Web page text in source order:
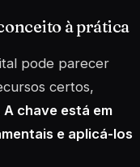
à prática
pode parecer
certos,
A chave está em
e aplicá-los